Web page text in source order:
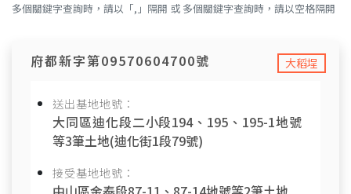
多個關鍵字查詢時，請以「,」隔開 或 多個關鍵字查詢時，請以空格隔開
大稻埕
府都新字第09570604700號
送出基地地號：
大同區迪化段二小段194、195、195-1地號
等3筆土地(迪化街1段79號)
接受基地地號：